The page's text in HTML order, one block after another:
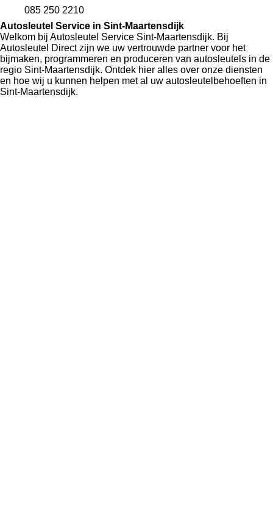
085 250 2210
Autosleutel Service in Sint-Maartensdijk
Welkom bij Autosleutel Service Sint-Maartensdijk. Bij
Autosleutel Direct zijn we uw vertrouwde partner voor het
bijmaken, programmeren en produceren van autosleutels in de
regio Sint-Maartensdijk. Ontdek hier alles over onze diensten
en hoe wij u kunnen helpen met al uw autosleutelbehoeften in
Sint-Maartensdijk.